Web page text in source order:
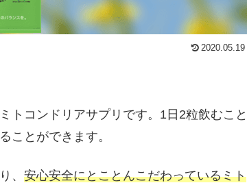
2020.05.19
トコンドリアサプリです。1日2粒飲むこと
ことができます。
、 安心安全にとことんこだわっているミト